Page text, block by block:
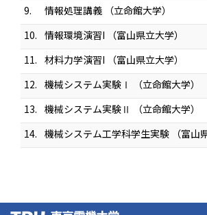
9.
情報処理講義 （立命館大学）
10. 情報環境演習I （富山県立大学）
11. 材料力学演習I （富山県立大学）
12. 機械システム実験Ⅰ （立命館大学）
13. 機械システム実験Ⅱ （立命館大学）
14. 機械システム工学科学生実験 （富山